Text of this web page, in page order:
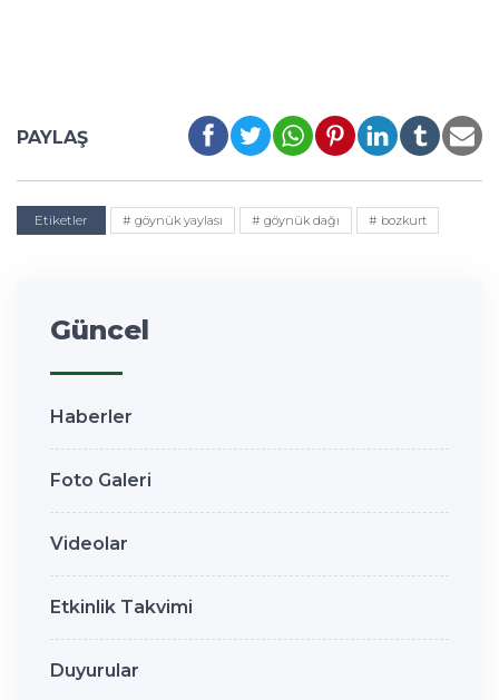
PAYLAŞ
Etiketler # göynük yaylası # göynük dağı # bozkurt
Güncel
Haberler
Foto Galeri
Videolar
Etkinlik Takvimi
Duyurular